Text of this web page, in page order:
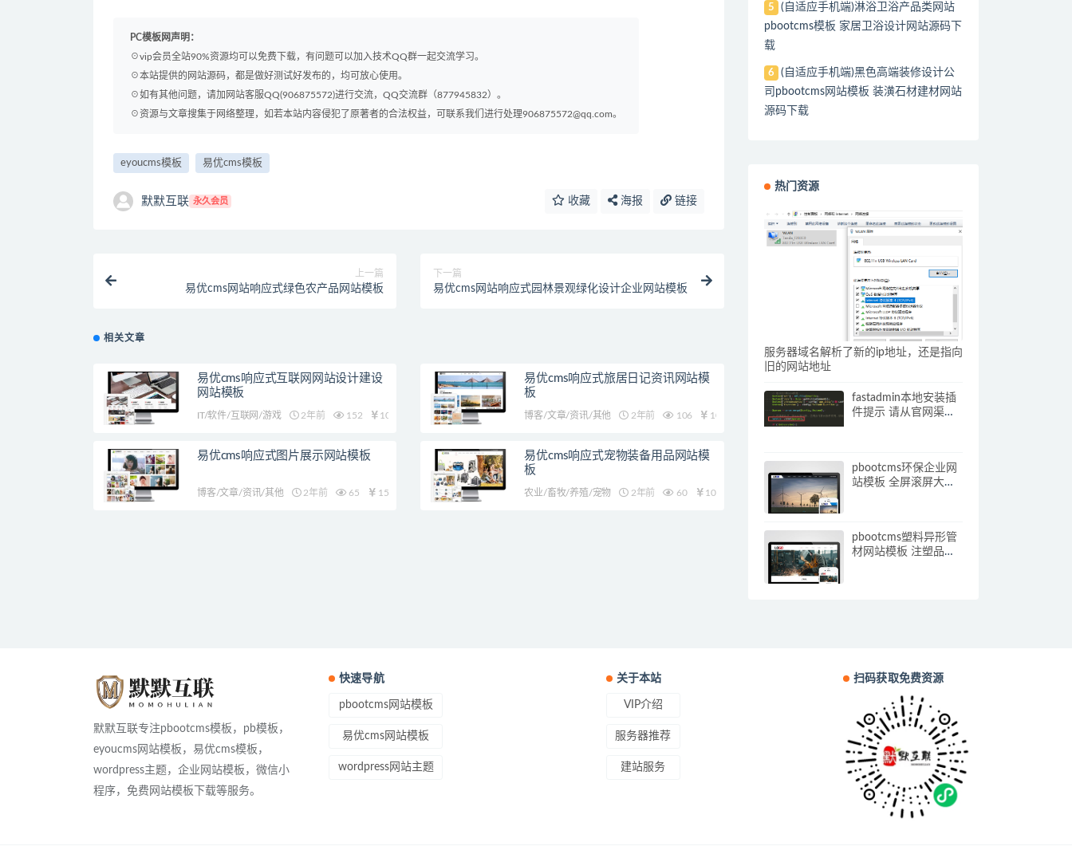
PC模板网声明：
☉vip会员全站90%资源均可以免费下载，有问题可以加入技术QQ群一起交流学习。
☉本站提供的网站源码，都是做好测试好发布的，均可放心使用。
☉如有其他问题，请加网站客服QQ(906875572)进行交流，QQ交流群（877945832）。
☉资源与文章搜集于网络整理，如若本站内容侵犯了原著者的合法权益，可联系我们进行处理906875572@qq.com。
eyoucms模板 易优cms模板
默默互联 永久会员 收藏 海报 链接
上一篇
易优cms网站响应式绿色农产品网站模板
下一篇
易优cms网站响应式园林景观绿化设计企业网站模板
相关文章
易优cms响应式互联网网站设计建设
网站模板
IT/软件/互联网/游戏 2年前 152 10
易优cms响应式旅居日记资讯网站模
板
博客/文章/资讯/其他 2年前 106 10
易优cms响应式图片展示网站模板
博客/文章/资讯/其他 2年前 65 15
易优cms响应式宠物装备用品网站模
板
农业/畜牧/养殖/宠物 2年前 60 10
5
(自适应手机端)淋浴卫浴产品类网站
pbootcms模板 家居卫浴设计网站源码下
载
6
(自适应手机端)黑色高端装修设计公
司pbootcms网站模板 装潢石材建材网站
源码下载
热门资源
服务器域名解析了新的ip地址，还是指向
旧的网站地址
fastadmin本地安装插
件提示 请从官网渠道
pbootcms环保企业网
站模板 全屏滚屏大气
pbootcms塑料异形管
材网站模板 注塑品网
默默互联专注pbootcms模板，pb模板，
eyoucms网站模板，易优cms模板，
wordpress主题，企业网站模板，微信小
程序，免费网站模板下载等服务。
快速导航
pbootcms网站模板
易优cms网站模板
wordpress网站主题
关于本站
VIP介绍
服务器推荐
建站服务
扫码获取免费资源